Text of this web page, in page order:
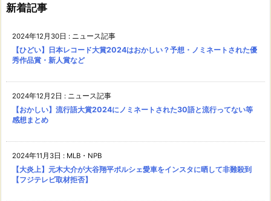
新着記事
2024年12月30日 : ニュース記事
【ひどい】日本レコード大賞2024はおかしい？予想・ノミネートされた優
秀作品賞・新人賞など
2024年12月2日 : ニュース記事
【おかしい】流行語大賞2024にノミネートされた30語と流行ってない等
感想まとめ
2024年11月3日 : MLB・NPB
【大炎上】元木大介が大谷翔平ポルシェ愛車をインスタに晒して非難殺到
【フジテレビ取材拒否】